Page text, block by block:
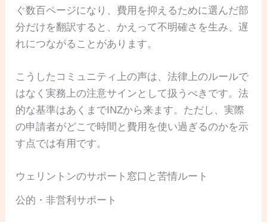
ぐ数百ページになり、費用を抑えるために選んだ部
分だけを翻訳すると、かえって不明確さを生み、遅
れにつながることがあります。
こうしたコミュニティ上の声は、法律上のルールで
はなく実務上の注意サインとして扱うべきです。法
的な基準はあくまでINZから来ます。ただし、実際
の申請者がどこで時間と費用を使い過ぎるのかを示
す点では有用です。
ウェリントンのサポート窓口と苦情ルート
公的・非営利サポート